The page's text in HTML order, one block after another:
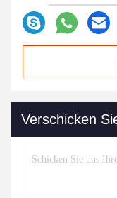
Verschicken